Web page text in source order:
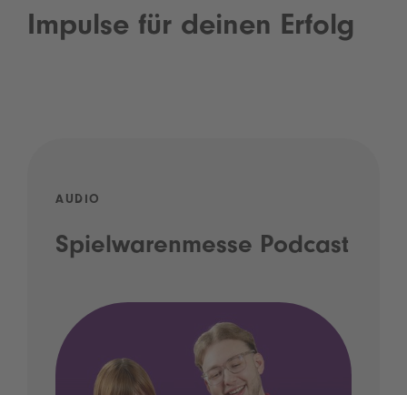
Impulse für deinen Erfolg
AUDIO
Spielwarenmesse Podcast